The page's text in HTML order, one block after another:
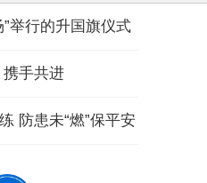
举行的升国旗仪式
手共进
防患未“燃”保平安